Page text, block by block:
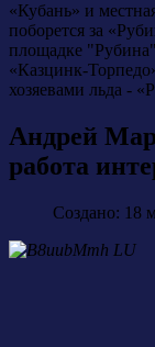
«Кубань» и
поборется за
площадке
«Казцинк-
хозяевами льда -
Андрей
работа
Создано: 18